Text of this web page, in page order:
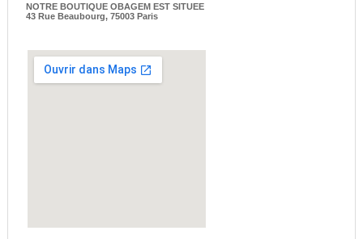
NOTRE BOUTIQUE OBAGEM EST SITUEE
43 Rue Beaubourg, 75003 Paris